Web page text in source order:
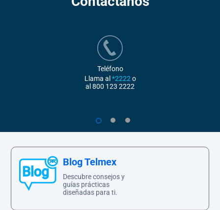
Teléfono
Llama al *2222 o
al 800 123 2222
1
Blog Telmex
Descubre consejos y
guías prácticas
diseñadas para ti.